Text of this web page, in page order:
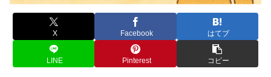
X Facebook はてブ
LINE Pinterest コピー